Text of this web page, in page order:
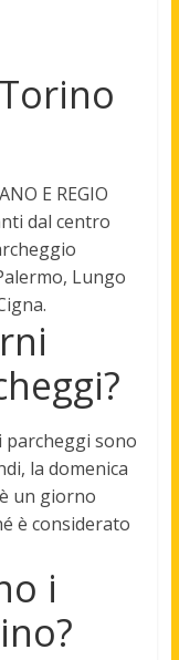
E REGIO
dal centro
Lungo
parcheggi sono
la domenica
un giorno
è considerato
i